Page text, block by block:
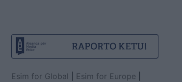
Esim for Global Esim for Europe